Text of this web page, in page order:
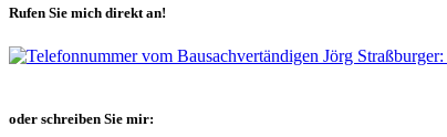
Rufen Sie mich direkt an!
oder schreiben Sie mir: